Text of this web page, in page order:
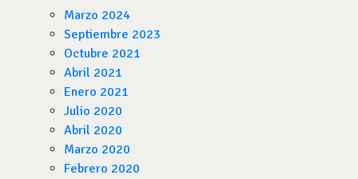
Marzo 2024
Septiembre 2023
Octubre 2021
Abril 2021
Enero 2021
Julio 2020
Abril 2020
Marzo 2020
Febrero 2020